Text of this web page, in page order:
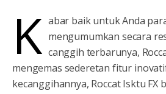
K abar baik untuk Anda
mengumumkan secara
canggih terbarunya,
mengemas sederetan fitur
kecanggihannya, Roccat Isktu FX